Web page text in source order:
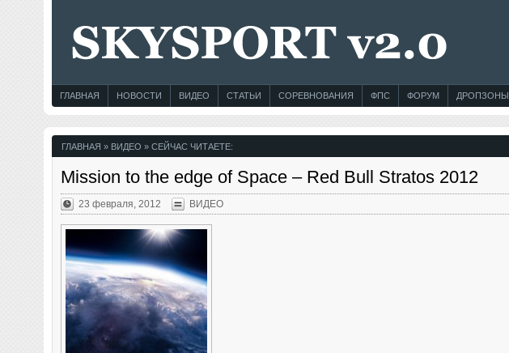
ГЛАВНАЯ НОВОСТИ ВИДЕО СТАТЬИ СОРЕВНОВАНИЯ ФПС ФОРУМ ДРОПЗОНЫ
ГЛАВНАЯ » ВИДЕО » СЕЙЧАС ЧИТАЕТЕ:
Mission to the edge of Space – Red Bull Stratos 2012
23 февраля, 2012 ВИДЕО